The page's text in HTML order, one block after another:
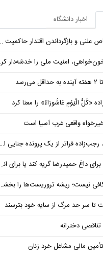
اخبار دانشگاه
و بازگرداندن اقتدار حاکمیت هستیم
امنیت ملی را خدشه‌دار کرده است
«کُلُّ الْیَوْمِ عَاشُورَاءُ» را معنا کرد
واقعی غرب آسیا است
فراتر از یک پرونده جنایی است
حمیدرضا گریه کند یا برای انسانیتی که در قاتلانش مرده است
نیست؛ ریشه تروریست‌ها را بخشکانید
تا سر حد مرگ از سایه خود بترسند
دخترانه
مالی مشاغل خرد زنان